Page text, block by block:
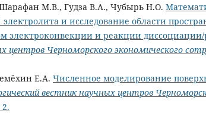
М.В., Гудза В.А., Чубырь Н.О.
и исследование области
электроконвекции и реакции
центров Черноморского экономического
Е.А. Численное моделирование
вестник научных центров